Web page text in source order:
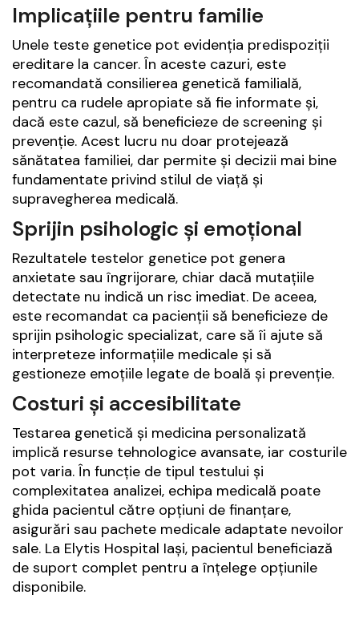
Implicațiile pentru familie
Unele teste genetice pot evidenția predispoziții
ereditare la cancer. În aceste cazuri, este
recomandată consilierea genetică familială,
pentru ca rudele apropiate să fie informate și,
dacă este cazul, să beneficieze de screening și
prevenție. Acest lucru nu doar protejează
sănătatea familiei, dar permite și decizii mai bine
fundamentate privind stilul de viață și
supravegherea medicală.
Sprijin psihologic și emoțional
Rezultatele testelor genetice pot genera
anxietate sau îngrijorare, chiar dacă mutațiile
detectate nu indică un risc imediat. De aceea,
este recomandat ca pacienții să beneficieze de
sprijin psihologic specializat, care să îi ajute să
interpreteze informațiile medicale și să
gestioneze emoțiile legate de boală și prevenție.
Costuri și accesibilitate
Testarea genetică și medicina personalizată
implică resurse tehnologice avansate, iar costurile
pot varia. În funcție de tipul testului și
complexitatea analizei, echipa medicală poate
ghida pacientul către opțiuni de finanțare,
asigurări sau pachete medicale adaptate nevoilor
sale. La Elytis Hospital Iași, pacientul beneficiază
de suport complet pentru a înțelege opțiunile
disponibile.